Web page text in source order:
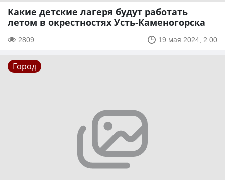
Какие детские лагеря будут работать
летом в окрестностях Усть-Каменогорска
2809 19 мая 2024, 2:00
Город